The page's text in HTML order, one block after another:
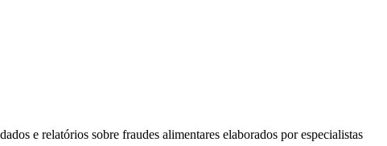
e relatórios sobre fraudes alimentares elaborados por especialistas